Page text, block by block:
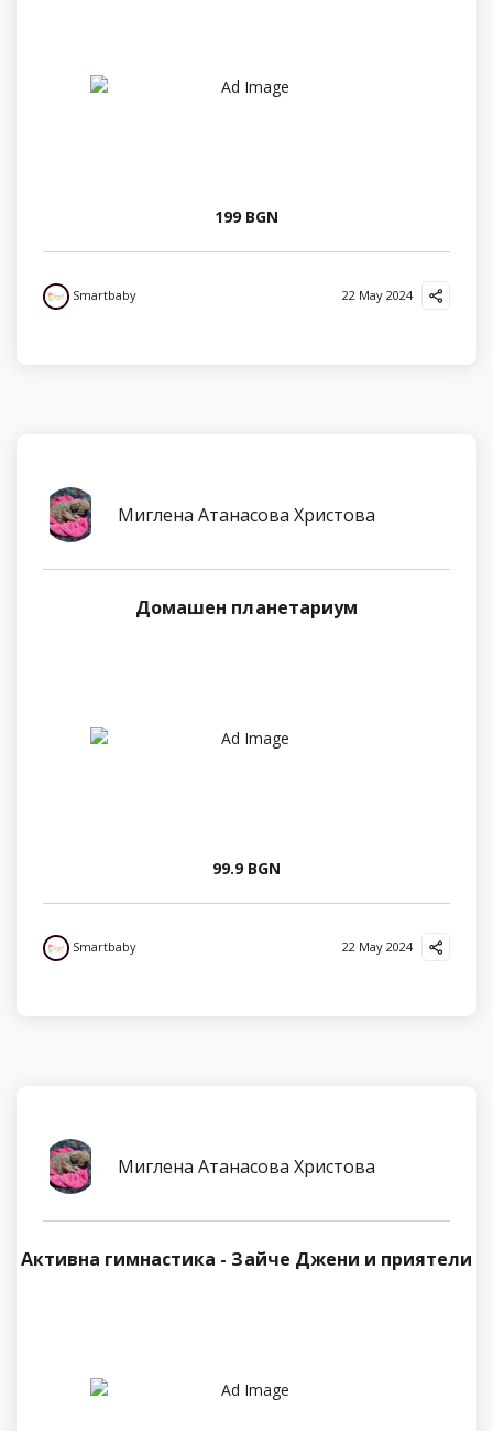
199 BGN
Smartbaby 22 May 2024
Миглена Атанасова Христова
Домашен планетариум
99.9 BGN
Smartbaby 22 May 2024
Миглена Атанасова Христова
Активна гимнастика - Зайче Джени и приятели